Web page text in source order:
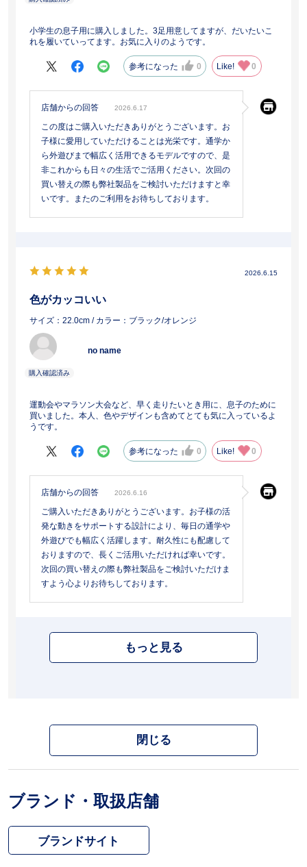
小学生の息子用に購入しました。3足用意してますが、だいたいこ
れを履いていってます。お気に入りのようです。
参考になった 0 Like! 0
店舗からの回答 2026.6.17
この度はご購入いただきありがとうございます。お
子様に愛用していただけることは光栄です。通学か
ら外遊びまで幅広く活用できるモデルですので、是
非これからも日々の生活でご活用ください。次回の
買い替えの際も弊社製品をご検討いただけますと幸
いです。またのご利用をお待ちしております。
2026.6.15
色がカッコいい
サイズ：22.0cm / カラー：ブラック/オレンジ
no name
運動会やマラソン大会など、早く走りたいとき用に、息子のために
買いました。本人、色やデザインも含めてとても気に入っているよ
うです。
参考になった 0 Like! 0
店舗からの回答 2026.6.16
ご購入いただきありがとうございます。お子様の活
発な動きをサポートする設計により、毎日の通学や
外遊びでも幅広く活躍します。耐久性にも配慮して
おりますので、長くご活用いただければ幸いです。
次回の買い替えの際も弊社製品をご検討いただけま
すよう心よりお待ちしております。
もっと見る
閉じる
ブランド・取扱店舗
ブランドサイト